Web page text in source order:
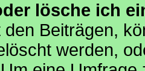
lösche ich
Beiträgen,
werden,